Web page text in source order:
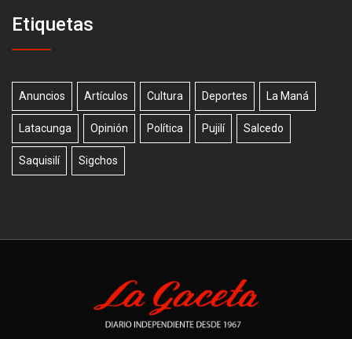
Etiquetas
Anuncios Artículos Cultura Deportes La Maná
Latacunga Opinión Política Pujilí Salcedo
Saquisilí Sigchos